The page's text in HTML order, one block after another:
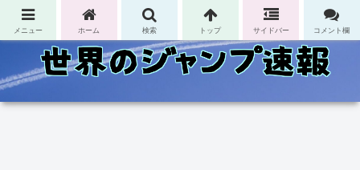
コンテンツへスキップ
メニュー ホーム 検索 トップ サイドバー コメント欄